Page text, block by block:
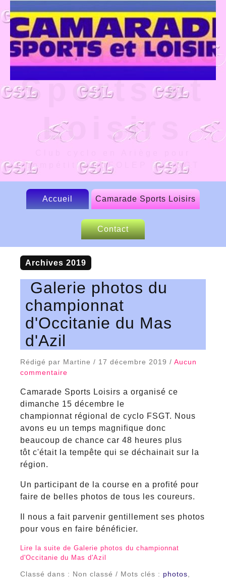
Camarade
Sports et
Loisirs
compétition UFOLEP et FSGT
Accueil Camarade Sports Loisirs
Le CSL
Nos sponsors
Articles de presse
Contact
Archives 2019
Galerie photos du
championnat
d'Occitanie du Mas
d'Azil
Rédigé par Martine / 17 décembre 2019 / Aucun
commentaire
Camarade Sports Loisirs a organisé ce
dimanche 15 décembre le
championnat régional de cyclo FSGT. Nous
avons eu un temps magnifique donc
beaucoup de chance car 48 heures plus
tôt c'était la tempête qui se déchainait sur la
région.
Un participant de la course en a profité pour
faire de belles photos de tous les coureurs.
Il nous a fait parvenir gentillement ses photos
pour vous en faire bénéficier.
Lire la suite de Galerie photos du championnat
d'Occitanie du Mas d'Azil
Classé dans : Non classé / Mots clés : photos